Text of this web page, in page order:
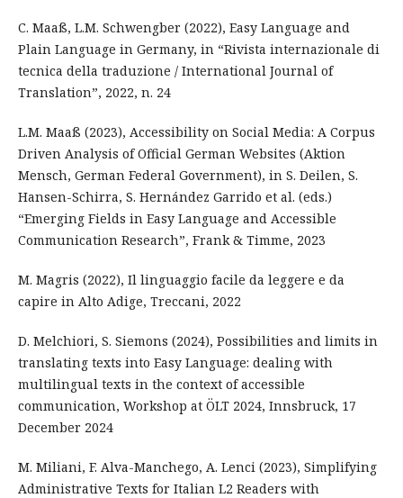
C. Maaß, L.M. Schwengber (2022), Easy Language and
Plain Language in Germany, in “Rivista internazionale di
tecnica della traduzione / International Journal of
Translation”, 2022, n. 24
L.M. Maaß (2023), Accessibility on Social Media: A Corpus
Driven Analysis of Official German Websites (Aktion
Mensch, German Federal Government), in S. Deilen, S.
Hansen-Schirra, S. Hernández Garrido et al. (eds.)
“Emerging Fields in Easy Language and Accessible
Communication Research”, Frank & Timme, 2023
M. Magris (2022), Il linguaggio facile da leggere e da
capire in Alto Adige, Treccani, 2022
D. Melchiori, S. Siemons (2024), Possibilities and limits in
translating texts into Easy Language: dealing with
multilingual texts in the context of accessible
communication, Workshop at ÖLT 2024, Innsbruck, 17
December 2024
M. Miliani, F. Alva-Manchego, A. Lenci (2023), Simplifying
Administrative Texts for Italian L2 Readers with